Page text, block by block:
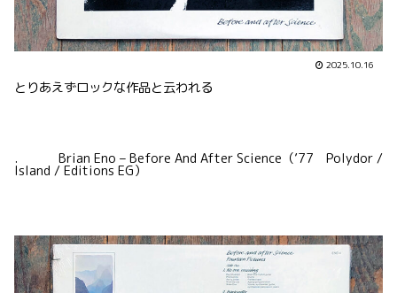
2025.10.16
とりあえずロックな作品と云われる
. Brian Eno – Before And After Science（’77 Polydor /
Island / Editions EG）